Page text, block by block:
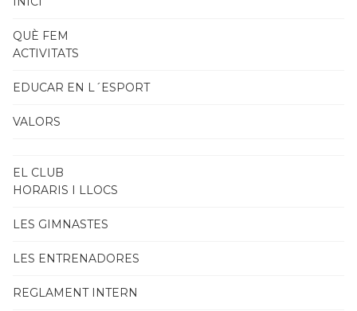
QUÈ FEM
ACTIVITATS
EDUCAR EN L´ESPORT
VALORS
EL CLUB
HORARIS I LLOCS
LES GIMNASTES
LES ENTRENADORES
REGLAMENT INTERN